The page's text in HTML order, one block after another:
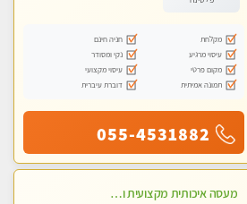
מקלחת
חניה חינם
עיסוי מרגיע
נקי ומסודר
מקום פרטי
עיסוי מקצועי
תמונה אמיתית
דוברת עיברית
055-4531882
מעסה איכותית מקצועית ומפנקת מאוד חדשה בכפר-סבא מעסה צעירה ואלופה לעיסוי מפנק מומלץ מאוד ....פרטי!!